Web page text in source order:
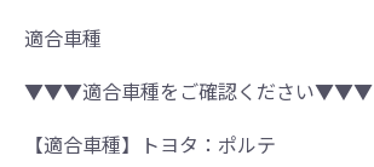
適合車種
▼▼▼適合車種をご確認ください▼▼▼
【適合車種】トヨタ：ポルテ